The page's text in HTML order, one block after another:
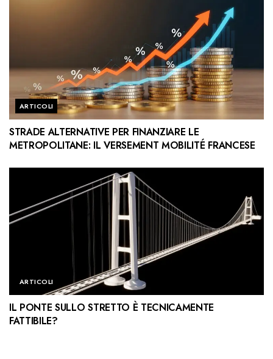
ARTICOLI
STRADE ALTERNATIVE PER FINANZIARE LE
METROPOLITANE: IL VERSEMENT MOBILITÉ FRANCESE
ARTICOLI
IL PONTE SULLO STRETTO È TECNICAMENTE
FATTIBILE?